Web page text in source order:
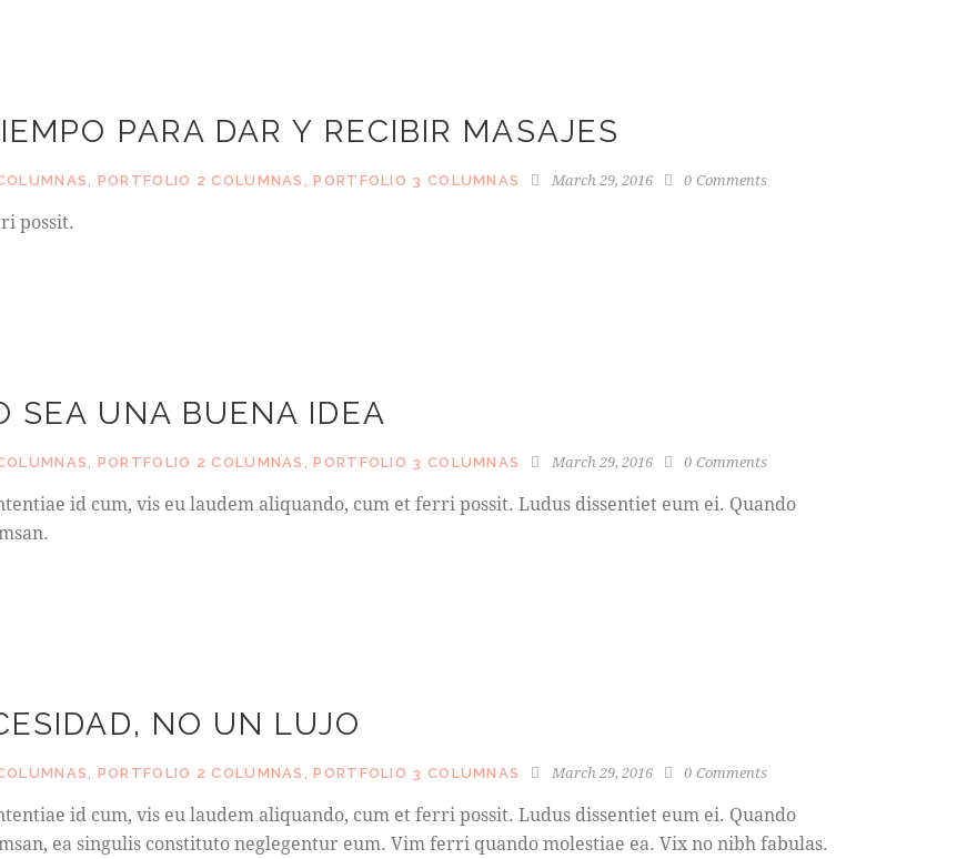
PARA DAR Y RECIBIR MASAJES
, PORTFOLIO 2 COLUMNAS ,PORTFOLIO 3 COLUMNAS March 29, 2016 0 Comments
possit.
SEA UNA BUENA IDEA
, PORTFOLIO 2 COLUMNAS ,PORTFOLIO 3 COLUMNAS March 29, 2016 0 Comments
id cum, vis eu laudem aliquando, cum et ferri possit. Ludus dissentiet eum ei. Quando
NO UN LUJO
, PORTFOLIO 2 COLUMNAS ,PORTFOLIO 3 COLUMNAS March 29, 2016 0 Comments
id cum, vis eu laudem aliquando, cum et ferri possit. Ludus dissentiet eum ei. Quando
ea singulis constituto neglegentur eum. Vim ferri quando molestiae ea. Vix no nibh fabulas.